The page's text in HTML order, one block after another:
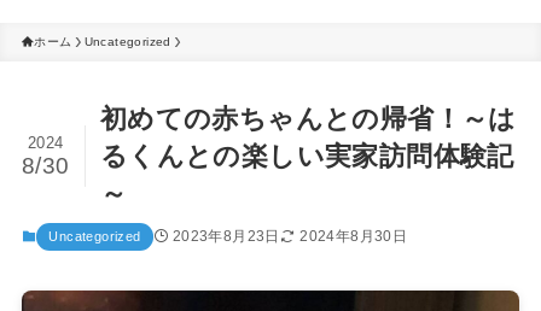
ホーム Uncategorized
初めての赤ちゃんとの帰省！～は
るくんとの楽しい実家訪問体験記
～
2024
8/30
Uncategorized 2023年8月23日 2024年8月30日